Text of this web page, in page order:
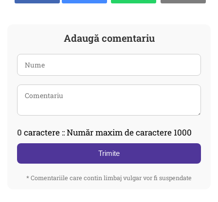
Adaugă comentariu
0 caractere :: Număr maxim de caractere 1000
Trimite
* Comentariile care contin limbaj vulgar vor fi suspendate